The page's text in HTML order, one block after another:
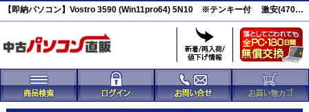
【即納パソコン】Vostro 3590 (Win11pro64) 5N10 ※テンキー付 激安(47004)